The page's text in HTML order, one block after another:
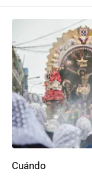
Cuándo